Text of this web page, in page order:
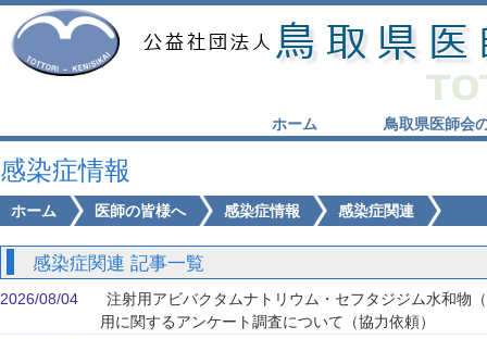
ホーム 鳥取県医師会
感染症情報
ホーム 医師の皆様へ 感染症情報 感染症関連
感染症関連 記事一覧
2026/08/04
注射用アビバクタムナトリウム・セフタジジム水和物
用に関するアンケート調査について（協力依頼）